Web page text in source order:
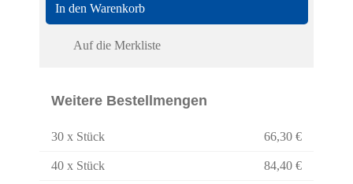
In den Warenkorb
Auf die Merkliste
Weitere Bestellmengen
30 x Stück 66,30 €
40 x Stück 84,40 €